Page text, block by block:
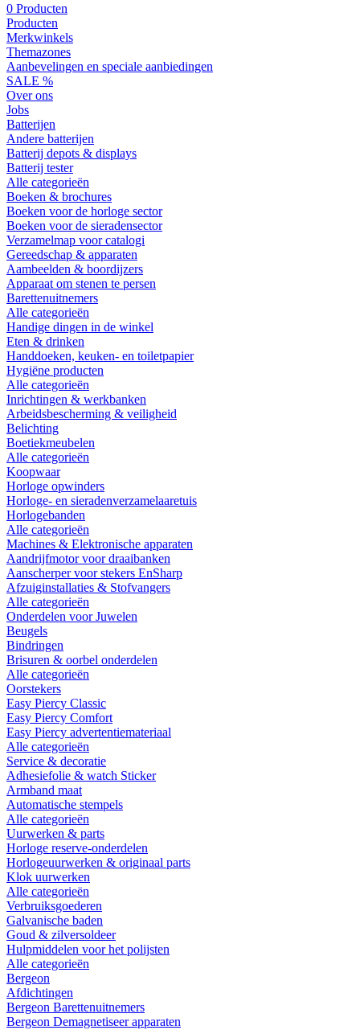
0 Producten
Producten
Merkwinkels
Themazones
Aanbevelingen en speciale aanbiedingen
SALE %
Over ons
Jobs
Batterijen
Andere batterijen
Batterij depots & displays
Batterij tester
Alle categorieën
Boeken & brochures
Boeken voor de horloge sector
Boeken voor de sieradensector
Verzamelmap voor catalogi
Gereedschap & apparaten
Aambeelden & boordijzers
Apparaat om stenen te persen
Barettenuitnemers
Alle categorieën
Handige dingen in de winkel
Eten & drinken
Handdoeken, keuken- en toiletpapier
Hygiëne producten
Alle categorieën
Inrichtingen & werkbanken
Arbeidsbescherming & veiligheid
Belichting
Boetiekmeubelen
Alle categorieën
Koopwaar
Horloge opwinders
Horloge- en sieradenverzamelaaretuis
Horlogebanden
Alle categorieën
Machines & Elektronische apparaten
Aandrijfmotor voor draaibanken
Aanscherper voor stekers EnSharp
Afzuiginstallaties & Stofvangers
Alle categorieën
Onderdelen voor Juwelen
Beugels
Bindringen
Brisuren & oorbel onderdelen
Alle categorieën
Oorstekers
Easy Piercy Classic
Easy Piercy Comfort
Easy Piercy advertentiemateriaal
Alle categorieën
Service & decoratie
Adhesiefolie & watch Sticker
Armband maat
Automatische stempels
Alle categorieën
Uurwerken & parts
Horloge reserve-onderdelen
Horlogeuurwerken & originaal parts
Klok uurwerken
Alle categorieën
Verbruiksgoederen
Galvanische baden
Goud & zilversoldeer
Hulpmiddelen voor het polijsten
Alle categorieën
Bergeon
Afdichtingen
Bergeon Barettenuitnemers
Bergeon Demagnetiseer apparaten